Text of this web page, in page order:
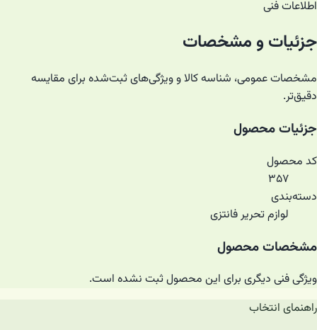
اطلاعات فنی
جزئیات و مشخصات
مشخصات عمومی، شناسه کالا و ویژگی‌های ثبت‌شده برای مقایسه
دقیق‌تر.
جزئیات محصول
کد محصول
۳۵۷
دسته‌بندی
لوازم تحریر فانتزی
مشخصات محصول
ویژگی فنی دیگری برای این محصول ثبت نشده است.
راهنمای انتخاب